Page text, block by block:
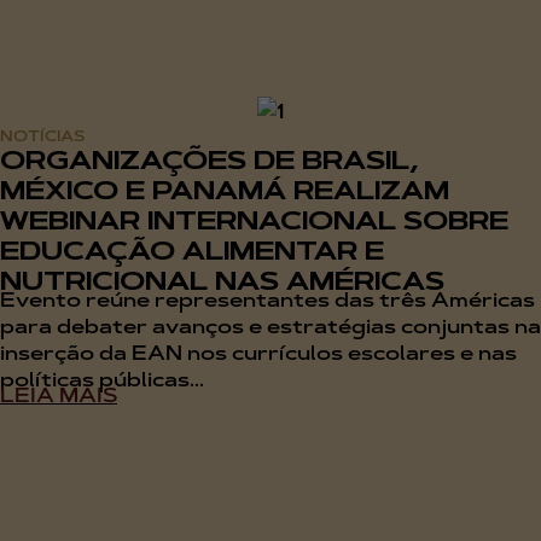
NOTÍCIAS
ORGANIZAÇÕES DE BRASIL,
MÉXICO E PANAMÁ REALIZAM
WEBINAR INTERNACIONAL SOBRE
EDUCAÇÃO ALIMENTAR E
NUTRICIONAL NAS AMÉRICAS
Evento reúne representantes das três Américas
para debater avanços e estratégias conjuntas na
inserção da EAN nos currículos escolares e nas
políticas públicas...
LEIA MAIS